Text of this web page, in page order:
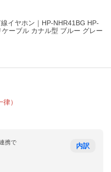
イヤホン｜HP-NHR41BG HP-
ーブル カナル型 ブルー グレー
律）
携で 内訳